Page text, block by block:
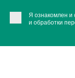
Я ознакомлен и
и обработки